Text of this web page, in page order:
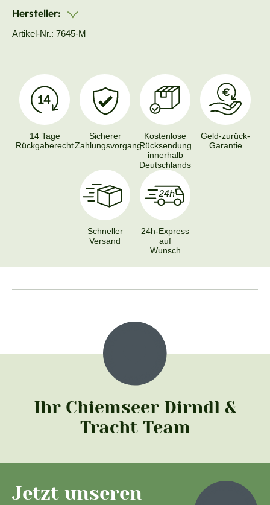
Hersteller:
Artikel-Nr.: 7645-M
14 Tage
Rückgaberecht
Sicherer
Zahlungsvorgang
Kostenlose
Rücksendung
innerhalb
Deutschlands
Geld-zurück-
Garantie
Schneller
Versand
24h-Express
auf
Wunsch
Ihr Chiemseer Dirndl &
Tracht Team
Jetzt unseren